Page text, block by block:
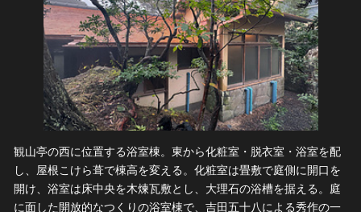
動画で見る無形の文化財 サイトマップ
サイトのご意見はこちら
文化遺産データベース
国指定文化財等データベース
観山亭の西に位置する浴室棟。東から化粧室・脱衣室・浴室を配
し、屋根こけら葺で棟高を変える。化粧室は畳敷で庭側に開口を
開け、浴室は床中央を木煉瓦敷とし、大理石の浴槽を据える。庭
に面した開放的なつくりの浴室棟で、吉田五十八による秀作の一